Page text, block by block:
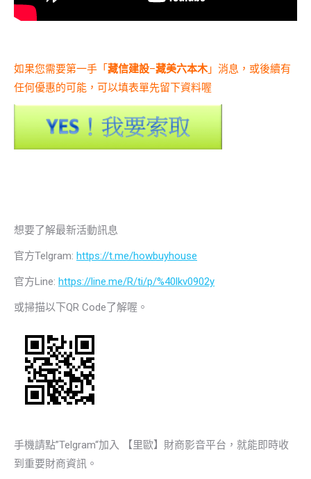
如果您需要第一手「 藏信建設–藏美六本木」消息，或後續有
任何優惠的可能，可以填表單先留下資料喔
想要了解最新活動訊息
官方Telgram: https://t.me/howbuyhouse
官方Line: https://line.me/R/ti/p/%40lkv0902y
或掃描以下QR Code了解喔。
手機請點”Telgram“加入 【里歐】財商影音平台，就能即時收
到重要財商資訊。